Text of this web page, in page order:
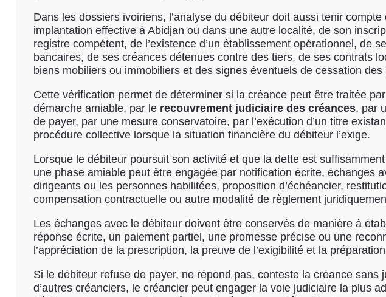
Dans les dossiers ivoiriens, l’analyse du débiteur doit aussi tenir compte
implantation effective à Abidjan ou dans une autre localité, de son
registre compétent, de l’existence d’un établissement opérationnel, de
bancaires, de ses créances détenues contre des tiers, de ses contrats
biens mobiliers ou immobiliers et des signes éventuels de cessation des
Cette vérification permet de déterminer si la créance peut être traitée
démarche amiable, par le recouvrement judiciaire des créances, par
de payer, par une mesure conservatoire, par l’exécution d’un titre
procédure collective lorsque la situation financière du débiteur l’exige.
Lorsque le débiteur poursuit son activité et que la dette est
une phase amiable peut être engagée par notification écrite, échanges
dirigeants ou les personnes habilitées, proposition d’échéancier,
compensation contractuelle ou autre modalité de règlement
Les échanges avec le débiteur doivent être conservés de manière à
réponse écrite, un paiement partiel, une promesse précise ou une
l’appréciation de la prescription, la preuve de l’exigibilité et la
Si le débiteur refuse de payer, ne répond pas, conteste la créance
d’autres créanciers, le créancier peut engager la voie judiciaire la plus